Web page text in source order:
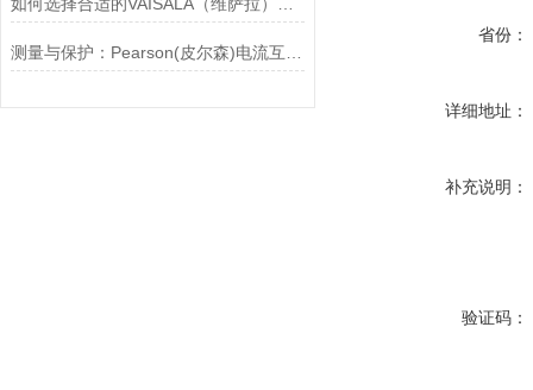
省份：
详细地址：
补充说明：
验证码：